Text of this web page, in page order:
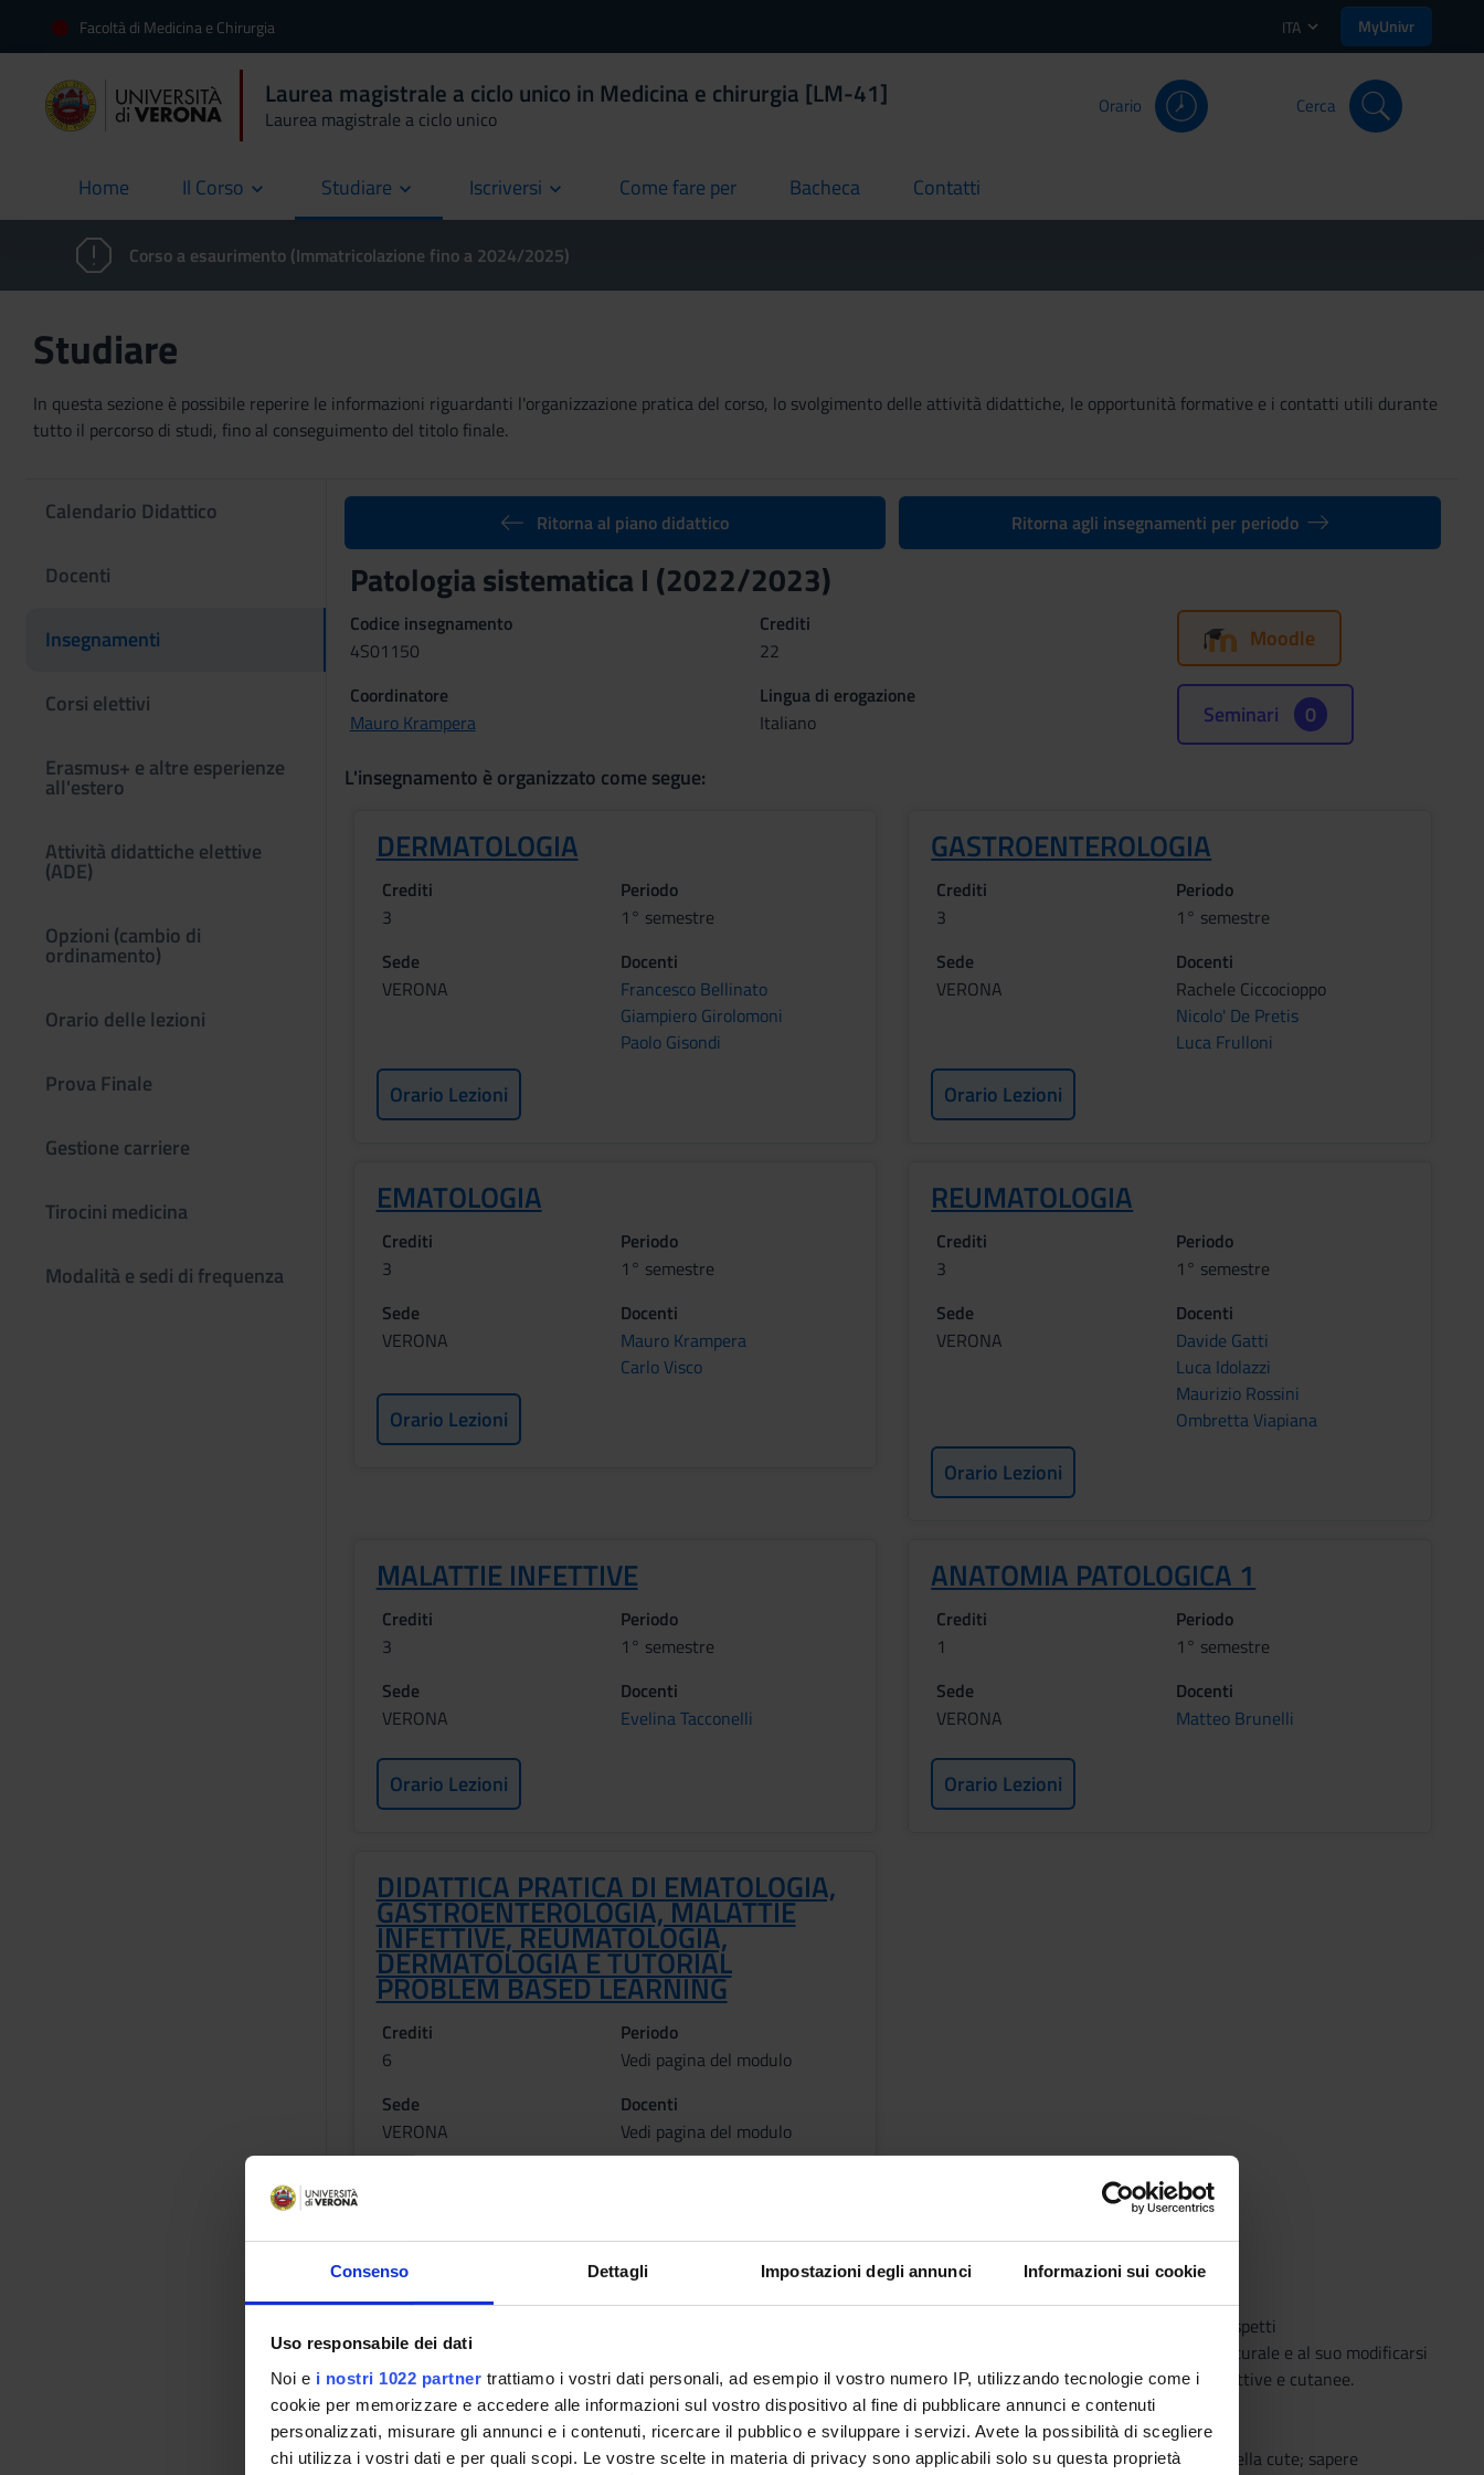
Consenso Dettagli Impostazioni degli annunci Informazioni sui cookie
Uso responsabile dei dati
Noi e i nostri 1022 partner trattiamo i vostri dati personali, ad esempio il vostro numero IP, utilizzando tecnologie come i
cookie per memorizzare e accedere alle informazioni sul vostro dispositivo al fine di pubblicare annunci e contenuti
personalizzati, misurare gli annunci e i contenuti, ricercare il pubblico e sviluppare i servizi. Avete la possibilità di scegliere
chi utilizza i vostri dati e per quali scopi. Le vostre scelte in materia di privacy sono applicabili solo su questa proprietà
Facoltà di Medicina e Chirurgia ITA MyUnivr
Laurea magistrale a ciclo unico in Medicina e chirurgia [LM-41]
Laurea magistrale a ciclo unico
Orario Cerca
Home
current Il Corso Studiare Iscriversi Come fare per
current Bacheca
current Contatti
current
Corso a esaurimento (Immatricolazione fino a 2024/2025)
Studiare
In questa sezione è possibile reperire le informazioni riguardanti l'organizzazione pratica del corso, lo svolgimento delle attività didattiche, le opportunità formative e i contatti utili durante
tutto il percorso di studi, fino al conseguimento del titolo finale.
Calendario Didattico
Docenti
Insegnamenti
Corsi elettivi
Erasmus+ e altre esperienze
all'estero
Attività didattiche elettive
(ADE)
Opzioni (cambio di
ordinamento)
Orario delle lezioni
Prova Finale
Gestione carriere
Tirocini medicina
Modalità e sedi di frequenza
Ritorna al piano didattico Ritorna agli insegnamenti per periodo
Patologia sistematica I (2022/2023)
Codice insegnamento
4S01150
Crediti
22
Coordinatore
Mauro Krampera
Lingua di erogazione
Italiano
Moodle
Seminari 0
L'insegnamento è organizzato come segue:
DERMATOLOGIA
Crediti
3
Periodo
1° semestre
Sede
VERONA
Docenti
Francesco Bellinato
Giampiero Girolomoni
Paolo Gisondi
Orario Lezioni
GASTROENTEROLOGIA
Crediti
3
Periodo
1° semestre
Sede
VERONA
Docenti
Rachele Ciccocioppo
Nicolo' De Pretis
Luca Frulloni
Orario Lezioni
EMATOLOGIA
Crediti
3
Periodo
1° semestre
Sede
VERONA
Docenti
Mauro Krampera
Carlo Visco
Orario Lezioni
REUMATOLOGIA
Crediti
3
Periodo
1° semestre
Sede
VERONA
Docenti
Davide Gatti
Luca Idolazzi
Maurizio Rossini
Ombretta Viapiana
Orario Lezioni
MALATTIE INFETTIVE
Crediti
3
Periodo
1° semestre
Sede
VERONA
Docenti
Evelina Tacconelli
Orario Lezioni
ANATOMIA PATOLOGICA 1
Crediti
1
Periodo
1° semestre
Sede
VERONA
Docenti
Matteo Brunelli
Orario Lezioni
DIDATTICA PRATICA DI EMATOLOGIA,
GASTROENTEROLOGIA, MALATTIE
INFETTIVE, REUMATOLOGIA,
DERMATOLOGIA E TUTORIAL
PROBLEM BASED LEARNING
Crediti
6
Periodo
Vedi pagina del modulo
Sede
VERONA
Docenti
Vedi pagina del modulo
Obiettivi di apprendimento
Obiettivo formativo generale del corso è quello di apprendere e di sapere utilizzare le conoscenze basilari relative agli aspetti
epidemiologico/classificativi, agli approcci fisiopatologici, metodologici e diagnostici istopatologici e clinici, alla storia naturale e al suo modificarsi
con gli interventi terapeutici delle principali malattie ematologiche, reumatologico/allergiche, gastroenterologiche, infettive e cutanee.
Anatomia Patologica I
Obiettivi formativi del modulo sono: sapere riconoscere e descrivere le principali lesioni pigmentate e non pigmentate della cute; sapere